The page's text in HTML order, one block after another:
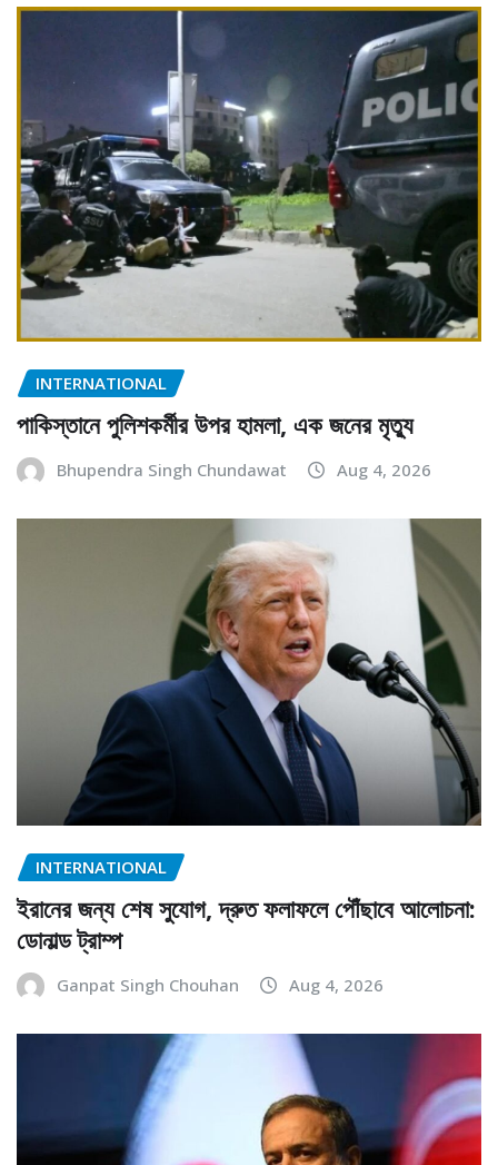
INTERNATIONAL
পাকিস্তানে পুলিশকর্মীর উপর হামলা, এক জনের মৃত্যু
Bhupendra Singh Chundawat Aug 4, 2026
INTERNATIONAL
ইরানের জন্য শেষ সুযোগ, দ্রুত ফলাফলে পৌঁছাবে আলোচনা:
ডোনাল্ড ট্রাম্প
Ganpat Singh Chouhan Aug 4, 2026